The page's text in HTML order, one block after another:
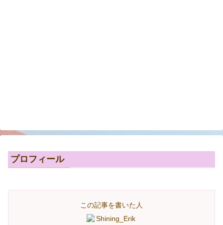
プロフィール
この記事を書いた人